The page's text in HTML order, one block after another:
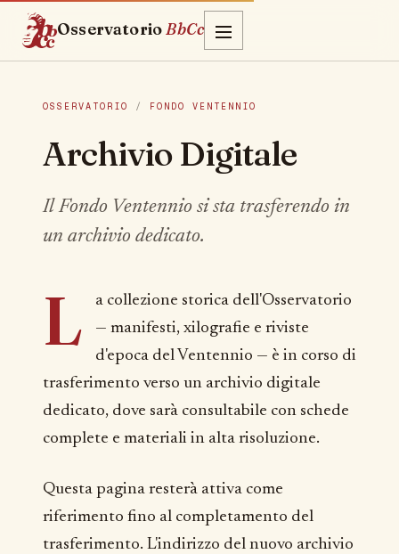
OsservatorioBbCc
OSSERVATORIO / FONDO VENTENNIO
Archivio Digitale
Il Fondo Ventennio si sta trasferendo in
un archivio dedicato.
L
a collezione storica dell'Osservatorio
— manifesti, xilografie e riviste
d'epoca del Ventennio — è in corso di
trasferimento verso un archivio digitale
dedicato, dove sarà consultabile con schede
complete e materiali in alta risoluzione.
Questa pagina resterà attiva come
riferimento fino al completamento del
trasferimento. L'indirizzo del nuovo archivio